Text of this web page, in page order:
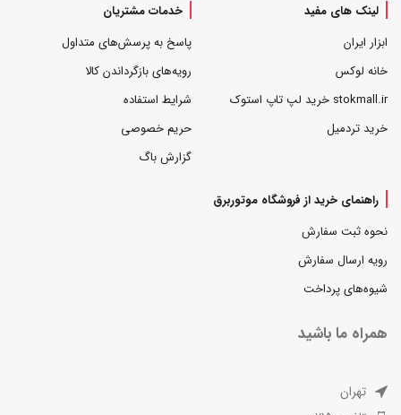
لینک های مفید
ابزار ایران
خانه لوکس
stokmall.ir خرید لپ تاپ استوک
خرید تردمیل
خدمات مشتریان
پاسخ به پرسش‌های متداول
رویه‌های بازگرداندن کالا
شرایط استفاده
حریم خصوصی
گزارش باگ
راهنمای خرید از فروشگاه موتوربرق
نحوه ثبت سفارش
رویه ارسال سفارش
شیوه‌های پرداخت
همراه ما باشید
تهران